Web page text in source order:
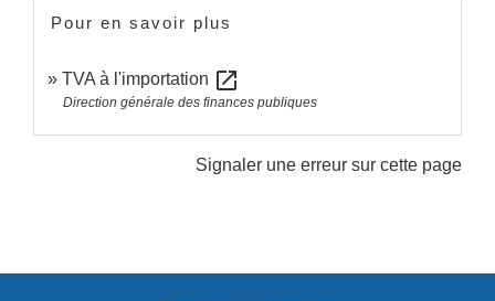
Pour en savoir plus
TVA à l'importation open_in_new
Direction générale des finances publiques
Signaler une erreur sur cette page